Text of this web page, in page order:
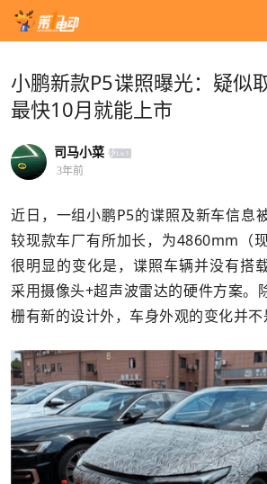
小鹏新款P5谍照曝光：疑似
最快10月就能上市
司马小菜
3年前
近日，一组小鹏P5的谍照及新车信息
较现款车厂有所加长，为4860mm（
很明显的变化是，谍照车辆并没有搭
采用摄像头+超声波雷达的硬件方案。
栅有新的设计外，车身外观的变化并不